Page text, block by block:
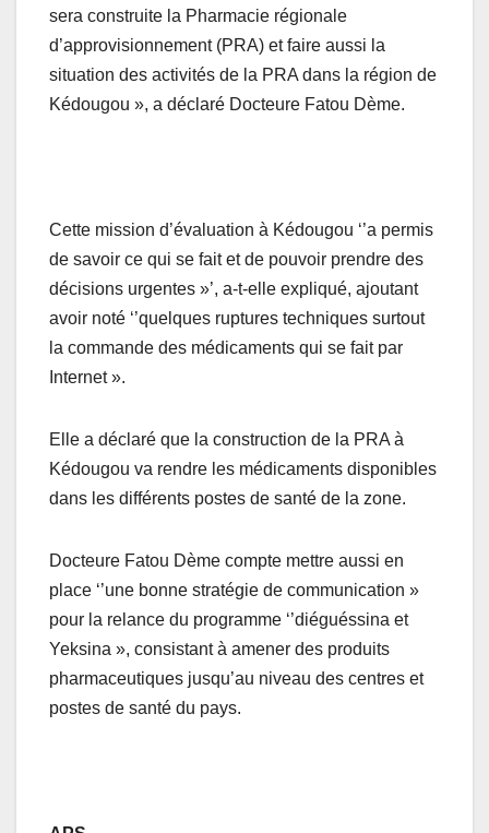
sera construite la Pharmacie régionale
d’approvisionnement (PRA) et faire aussi la
situation des activités de la PRA dans la région de
Kédougou », a déclaré Docteure Fatou Dème.
Cette mission d’évaluation à Kédougou ‘’a permis
de savoir ce qui se fait et de pouvoir prendre des
décisions urgentes »’, a-t-elle expliqué, ajoutant
avoir noté ‘’quelques ruptures techniques surtout
la commande des médicaments qui se fait par
Internet ».
Elle a déclaré que la construction de la PRA à
Kédougou va rendre les médicaments disponibles
dans les différents postes de santé de la zone.
Docteure Fatou Dème compte mettre aussi en
place ‘’une bonne stratégie de communication »
pour la relance du programme ‘’diéguéssina et
Yeksina », consistant à amener des produits
pharmaceutiques jusqu’au niveau des centres et
postes de santé du pays.